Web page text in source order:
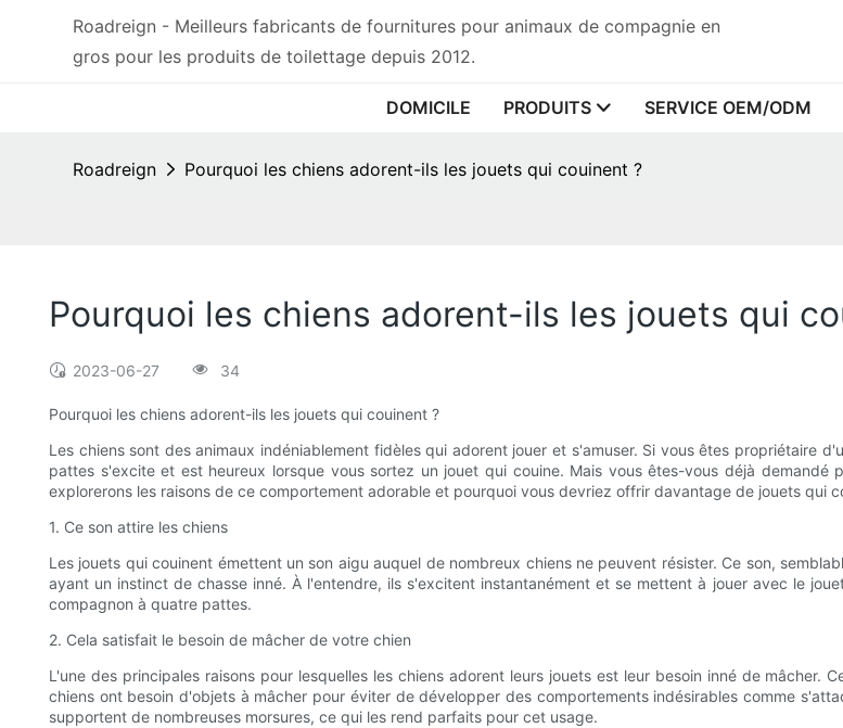
Roadreign - Meilleurs fabricants de fournitures pour animaux de compagnie en
gros pour les produits de toilettage depuis 2012.
DOMICILE PRODUITS SERVICE OEM/ODM
Roadreign Pourquoi les chiens adorent-ils les jouets qui couinent ?
Pourquoi les chiens adorent-ils les jouets qui
2023-06-27 34
Pourquoi les chiens adorent-ils les jouets qui couinent ?
Les chiens sont des animaux indéniablement fidèles qui adorent jouer et s'amuser. Si vous êtes propriétaire
pattes s'excite et est heureux lorsque vous sortez un jouet qui couine. Mais vous êtes-vous déjà
explorerons les raisons de ce comportement adorable et pourquoi vous devriez offrir davantage de jouets qui
1. Ce son attire les chiens
Les jouets qui couinent émettent un son aigu auquel de nombreux chiens ne peuvent résister. Ce son,
ayant un instinct de chasse inné. À l'entendre, ils s'excitent instantanément et se mettent à jouer avec le
compagnon à quatre pattes.
2. Cela satisfait le besoin de mâcher de votre chien
L'une des principales raisons pour lesquelles les chiens adorent leurs jouets est leur besoin inné de mâcher.
chiens ont besoin d'objets à mâcher pour éviter de développer des comportements indésirables comme
supportent de nombreuses morsures, ce qui les rend parfaits pour cet usage.